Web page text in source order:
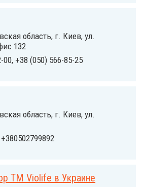
область, г. Киев, ул.
132
00, +38 (050) 566-85-25
область, г. Киев, ул.
ТМ Violife в Украине